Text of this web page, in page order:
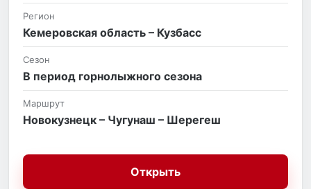
Регион
Кемеровская область – Кузбасс
Сезон
В период горнолыжного сезона
Маршрут
Новокузнецк – Чугунаш – Шерегеш
Открыть